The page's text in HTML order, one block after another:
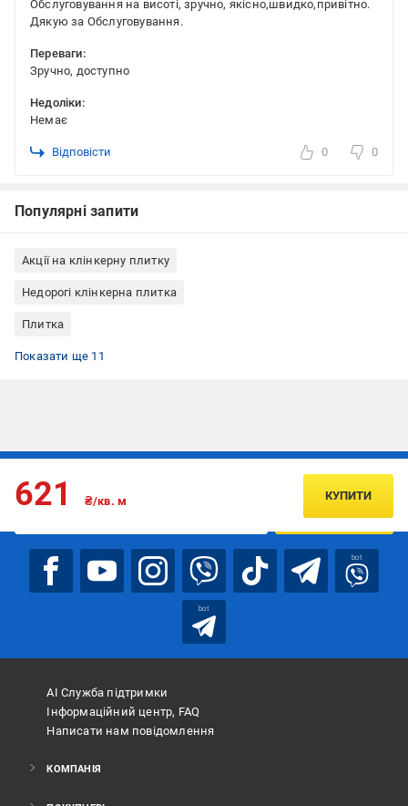
Обслуговування на висоті, зручно, якісно,швидко,привітно.
Дякую за Обслуговування.
Переваги:
Зручно, доступно
Недоліки:
Немає
Відповісти 0 0
Популярні запити
Акції на клінкерну плитку
Недорогі клінкерна плитка
Плитка
Фасадна плитка
Клінкерна плитка для внутрішнього оздоблення
Цокольна плитка (клінкер для цоколя)
Клінкерна плитка для вулиці
Клінкерна плитка для каміна
Клінкерна плитка матовая
Клінкерна плитка Польща
Клінкерна плитка плитка
Клінкерна плитка Ceramika Paradyz
Клінкерна плитка бежева
Клінкерна плитка для тераси
Показати ще 11
621 ₴/кв. м КУПИТИ
Підписуйтесь, щоб дізнаватись першим про акції та пропозиції
ПІДПИСАТИСЯ
bot
bot
АІ Служба підтримки
Інформаційний центр, FAQ
Написати нам повідомлення
КОМПАНІЯ